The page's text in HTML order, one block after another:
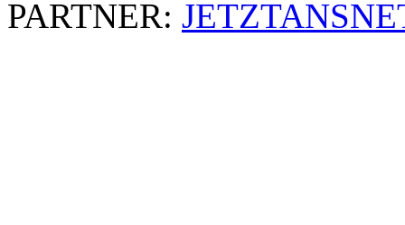
PARTNER: